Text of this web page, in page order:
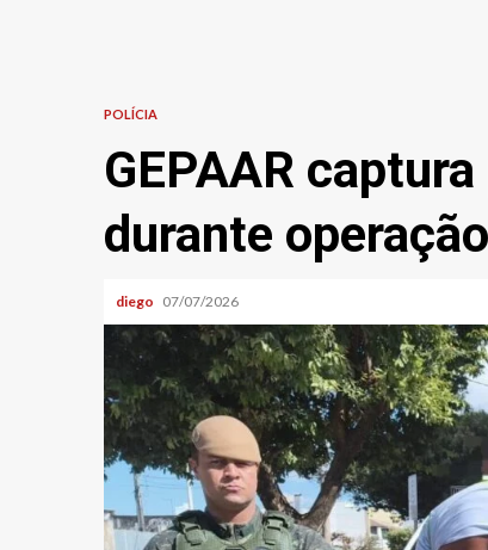
POLÍCIA
GEPAAR
durante
diego 07/07/2026